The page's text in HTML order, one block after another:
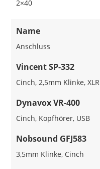
2×40
Name
Anschluss
Vincent SP-332
Cinch, 2,5mm Klinke, XLR
Dynavox VR-400
Cinch, Kopfhörer, USB
Nobsound GFJ583
3,5mm Klinke, Cinch